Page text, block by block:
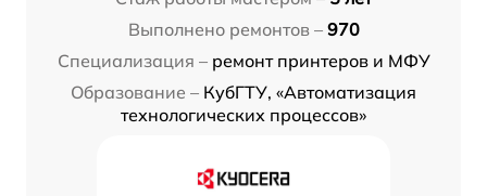
Выполнено ремонтов – 970
Специализация – ремонт принтеров и МФУ
Образование – КубГТУ, «Автоматизация
технологических процессов»